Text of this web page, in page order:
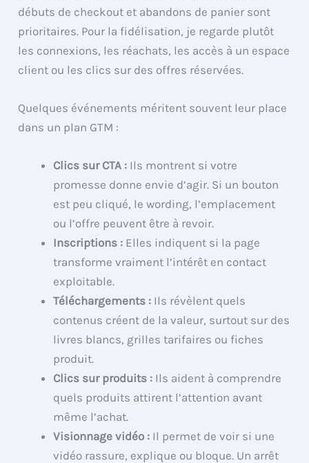
débuts de checkout et abandons de panier sont
prioritaires. Pour la fidélisation, je regarde plutôt
les connexions, les réachats, les accès à un espace
client ou les clics sur des offres réservées.
Quelques événements méritent souvent leur place
dans un plan GTM :
Clics sur CTA : Ils montrent si votre
promesse donne envie d’agir. Si un bouton
est peu cliqué, le wording, l’emplacement
ou l’offre peuvent être à revoir.
Inscriptions : Elles indiquent si la page
transforme vraiment l’intérêt en contact
exploitable.
Téléchargements : Ils révèlent quels
contenus créent de la valeur, surtout sur des
livres blancs, grilles tarifaires ou fiches
produit.
Clics sur produits : Ils aident à comprendre
quels produits attirent l’attention avant
même l’achat.
Visionnage vidéo : Il permet de voir si une
vidéo rassure, explique ou bloque. Un arrêt